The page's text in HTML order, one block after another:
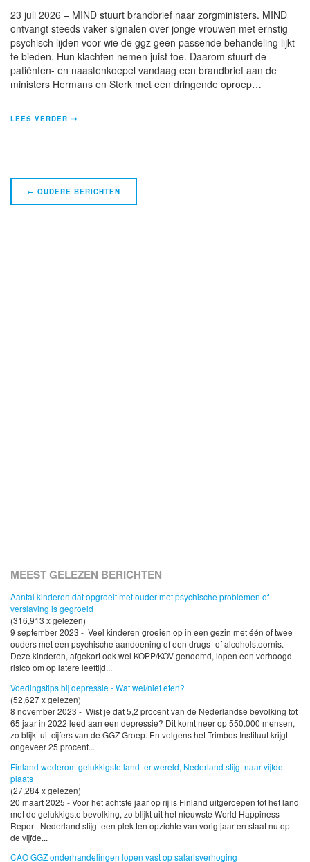
23 juli 2026 – MIND stuurt brandbrief naar zorgministers. MIND
ontvangt steeds vaker signalen over jonge vrouwen met ernstig
psychisch lijden voor wie de ggz geen passende behandeling lijkt
te bieden. Hun klachten nemen juist toe. Daarom stuurt de
patiënten- en naastenkoepel vandaag een brandbrief aan de
ministers Hermans en Sterk met een dringende oproep…
LEES VERDER
Navigatie
Berichten
← OUDERE BERICHTEN
MEEST GELEZEN BERICHTEN
Aantal kinderen dat opgroeit met ouder met psychische problemen of
verslaving is gegroeid
(316,913 x gelezen)
9 september 2023 - Veel kinderen groeien op in een gezin met één of twee
ouders met een psychische aandoening of een drugs- of alcoholstoornis.
Deze kinderen, afgekort ook wel KOPP/KOV genoemd, lopen een verhoogd
risico om op latere leeftijd...
Voedingstips bij depressie - Wat wel/niet eten?
(52,627 x gelezen)
8 november 2023 - Wist je dat 5,2 procent van de Nederlandse bevolking tot
65 jaar in 2022 leed aan een depressie? Dit komt neer op 550.000 mensen,
zo blijkt uit cijfers van de GGZ Groep. En volgens het Trimbos Instituut krijgt
ongeveer 25 procent...
Finland wederom gelukkigste land ter wereld, Nederland stijgt naar vijfde
plaats
(27,284 x gelezen)
20 maart 2025 - Voor het achtste jaar op rij is Finland uitgeroepen tot het land
met de gelukkigste bevolking, zo blijkt uit het nieuwste World Happiness
Report. Nederland stijgt een plek ten opzichte van vorig jaar en staat nu op
de vijfde...
CAO GGZ onderhandelingen lopen vast op salarisverhoging